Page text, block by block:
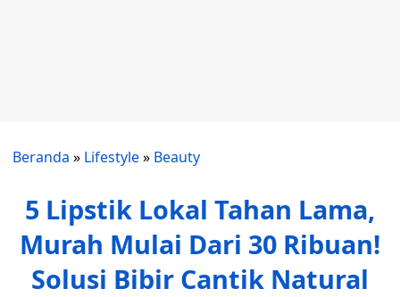
Beranda » Lifestyle» Beauty
5 Lipstik Lokal Tahan Lama,
Murah Mulai Dari 30 Ribuan!
Solusi Bibir Cantik Natural